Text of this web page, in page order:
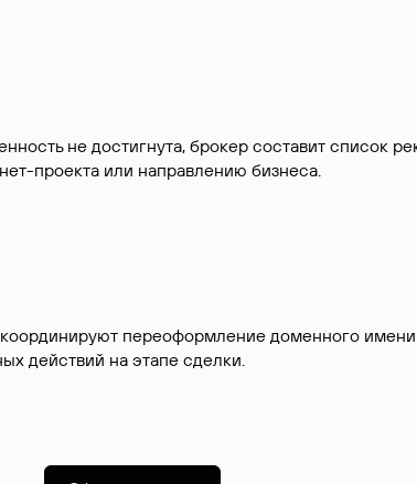
не достигнута, брокер составит список
проекта или направлению бизнеса.
переоформление доменного имени
действий на этапе сделки.